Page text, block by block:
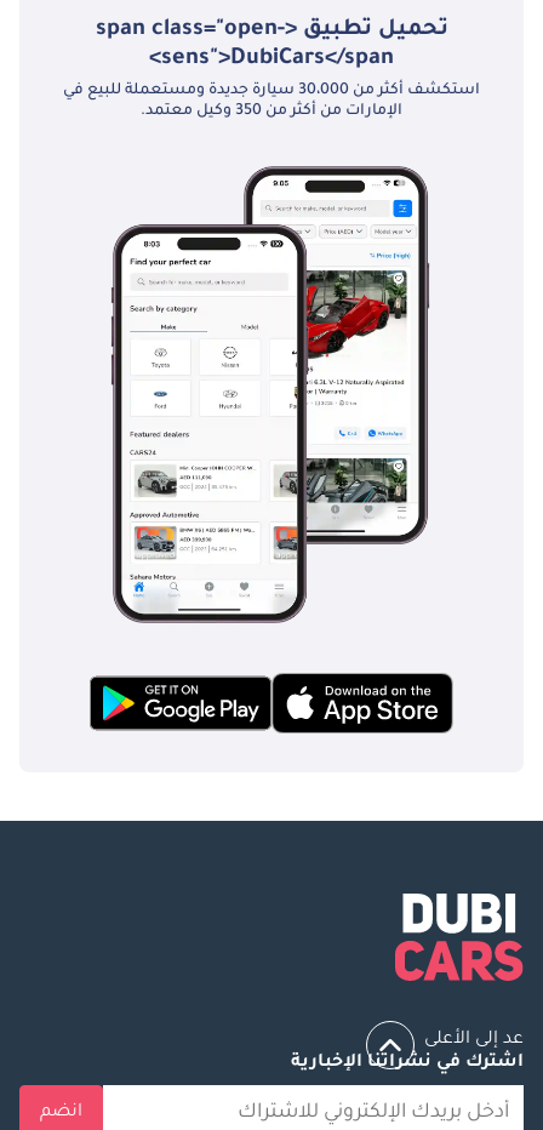
النموذج هنا: نقدم
مع التسويات البنكية
تحميل تطبيق <span class="open-
sens">DubiCars</span>
استكشف أكثر من 30،000 سيارة جديدة ومستعملة للبيع في
الإمارات من أكثر من 350 وكيل معتمد.
عد إلى الأعلى
اشترك في نشراتنا الإخبارية
انضم